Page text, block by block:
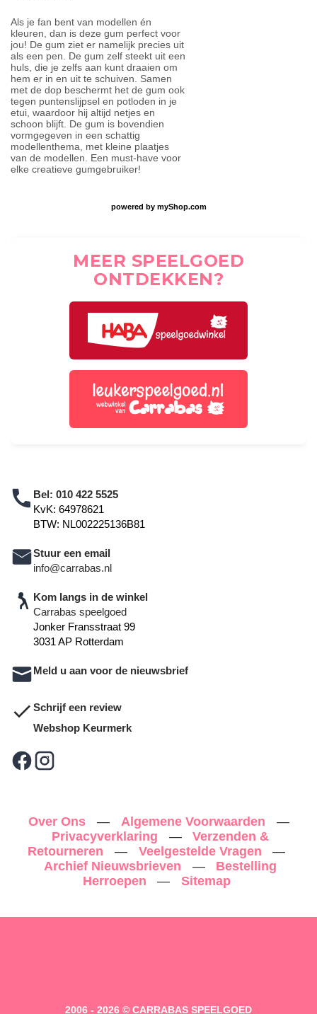
Als je fan bent van modellen én
kleuren, dan is deze gum perfect voor
jou! De gum ziet er namelijk precies uit
als een pen. De gum zelf steekt uit een
huls, die je zelfs aan kunt draaien om
hem er in en uit te schuiven. Samen
met de dop beschermt het de gum ook
tegen puntenslijpsel en potloden in je
etui, waardoor hij altijd netjes en
schoon blijft. De gum is bovendien
vormgegeven in een schattig
modellenthema, met kleine plaatjes
van de modellen. Een must-have voor
elke creatieve gumgebruiker!
powered by myShop.com
MEER SPEELGOED
ONTDEKKEN?
Bel: 010 422 5525
KvK: 64978621
BTW: NL002225136B81
Stuur een email
info@carrabas.nl
Kom langs in de winkel
Carrabas speelgoed
Jonker Fransstraat 99
3031 AP Rotterdam
Meld u aan voor de nieuwsbrief
Schrijf een review
Webshop Keurmerk
Over Ons — Algemene Voorwaarden
—
Privacyverklaring
—
Verzenden &
Retourneren
— Veelgestelde Vragen
—
Archief Nieuwsbrieven
—
Bestelling
Herroepen
— Sitemap
2006 - 2026 © CARRABAS SPEELGOED